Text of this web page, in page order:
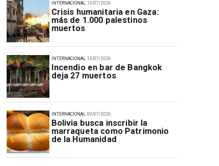
13/07/2026
Crisis humanitaria en Gaza:
más de 1.000 palestinos
muertos
INTERNACIONAL
13/07/2026
Incendio en bar de Bangkok
deja 27 muertos
INTERNACIONAL
09/07/2026
Bolivia busca inscribir la
marraqueta como Patrimonio
de la Humanidad
INTERNACIONAL